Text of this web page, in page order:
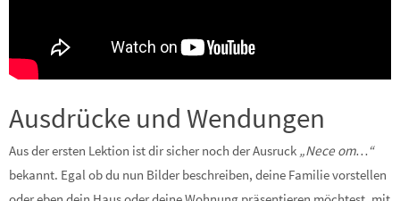
Ausdrücke und Wendungen
Aus der ersten Lektion ist dir sicher noch der Ausruck „Nece om…“
bekannt. Egal ob du nun Bilder beschreiben, deine Familie vorstellen